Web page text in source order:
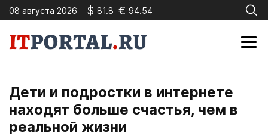
08 августа 2026 $ 81.8 € 94.54
Дети и подростки в интернете
находят больше счастья, чем в
реальной жизни